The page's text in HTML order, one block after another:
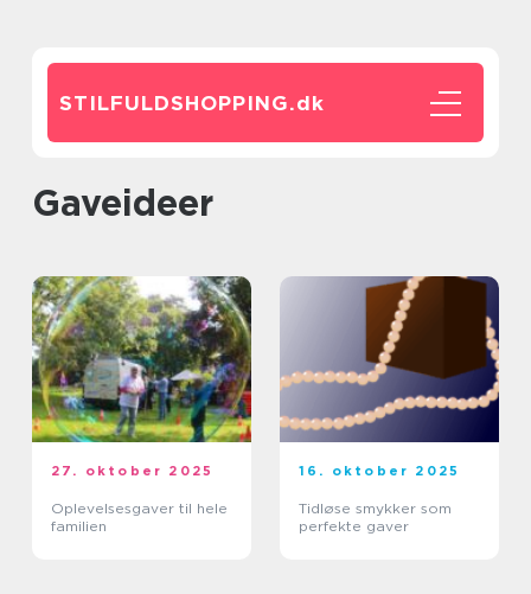
STILFULDSHOPPING.dk
Gaveideer
27. oktober 2025
Oplevelsesgaver til hele
familien
16. oktober 2025
Tidløse smykker som
perfekte gaver